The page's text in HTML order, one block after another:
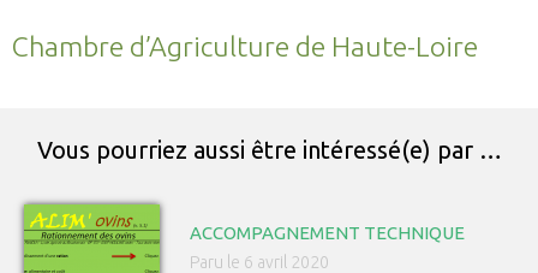
Chambre d’Agriculture de Haute-Loire
Vous pourriez aussi être intéressé(e) par …
ACCOMPAGNEMENT TECHNIQUE
Paru le 6 avril 2020